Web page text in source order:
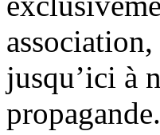
jusqu’ici à